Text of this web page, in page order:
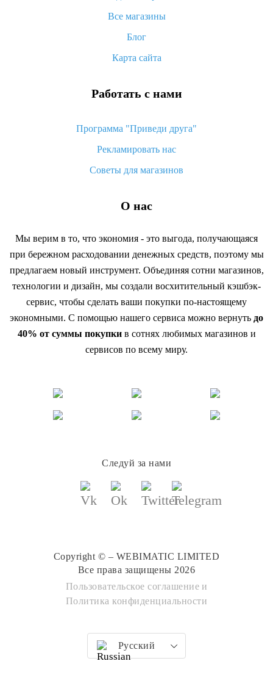
Что делать, если не пришел товар с Алиэкспресс
возврата денег
Все магазины
Блог
Карта сайта
Работать с нами
Программа "Приведи друга"
Рекламировать нас
Советы для магазинов
О нас
Мы верим в то, что экономия - это выгода, получающаяся
при бережном расходовании денежных средств, поэтому мы
предлагаем новый инструмент. Объединяя сотни магазинов,
технологии и дизайн, мы создали восхитительный кэшбэк-
сервис, чтобы сделать ваши покупки по-настоящему
экономными. С помощью нашего сервиса можно вернуть до
40% от суммы покупкив сотнях любимых магазинов и
сервисов по всему миру.
Следуй за нами
Copyright © – WEBIMATIC LIMITED
Все права защищены 2026
Пользовательское соглашение и
Политика конфиденциальности
Русский